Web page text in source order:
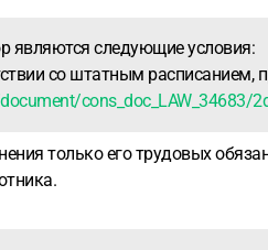
являются следующие условия:
со штатным расписанием,
cons_doc_LAW_34683/
только его трудовых